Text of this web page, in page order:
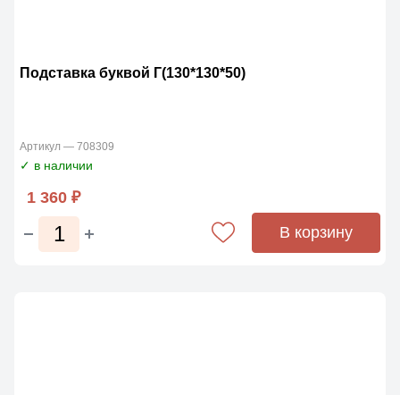
Подставка буквой Г(130*130*50)
Артикул — 708309
✓ в наличии
1 360 ₽
В корзину